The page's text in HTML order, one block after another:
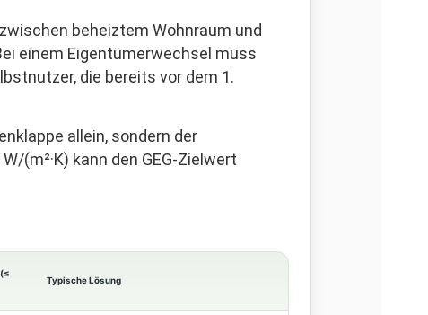
beheiztem Wohnraum und
einem Eigentümerwechsel muss
die bereits vor dem 1.
allein, sondern der
(m²·K) kann den GEG-Zielwert
Typische Lösung